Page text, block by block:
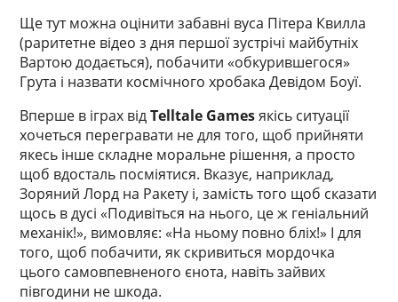
Ще тут можна оцінити забавні вуса Пітера Квилла
(раритетне відео з дня першої зустрічі майбутніх
Вартою додається), побачити «обкурившегося»
Грута і назвати космічного хробака Девідом Боуї.
Вперше в іграх відTelltale Gamesякісь ситуації
хочеться перегравати не для того, щоб прийняти
якесь інше складне моральне рішення, а просто
щоб вдосталь посміятися. Вказує, наприклад,
Зоряний Лорд на Ракету і, замість того щоб сказати
щось в дусі «Подивіться на нього, це ж геніальний
механік!», вимовляє: «На ньому повно бліх!» І для
того, щоб побачити, як скривиться мордочка
цього самовпевненого єнота, навіть зайвих
півгодини не шкода.